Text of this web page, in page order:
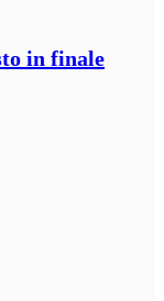
in finale